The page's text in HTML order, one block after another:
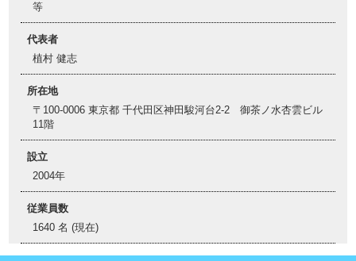
等
代表者
植村 健志
所在地
〒100-0006 東京都 千代田区神田駿河台2-2 御茶ノ水杏雲ビル
11階
設立
2004年
従業員数
1640 名 (現在)